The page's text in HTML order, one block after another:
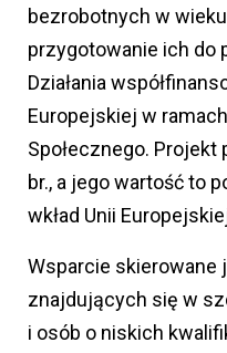
bezrobotnych w
przygotowanie ich do
Działania
Europejskiej w
Społecznego.
br., a jego wartość to
wkład Unii
Wsparcie skierowane
znajdujących się w
i osób o niskich